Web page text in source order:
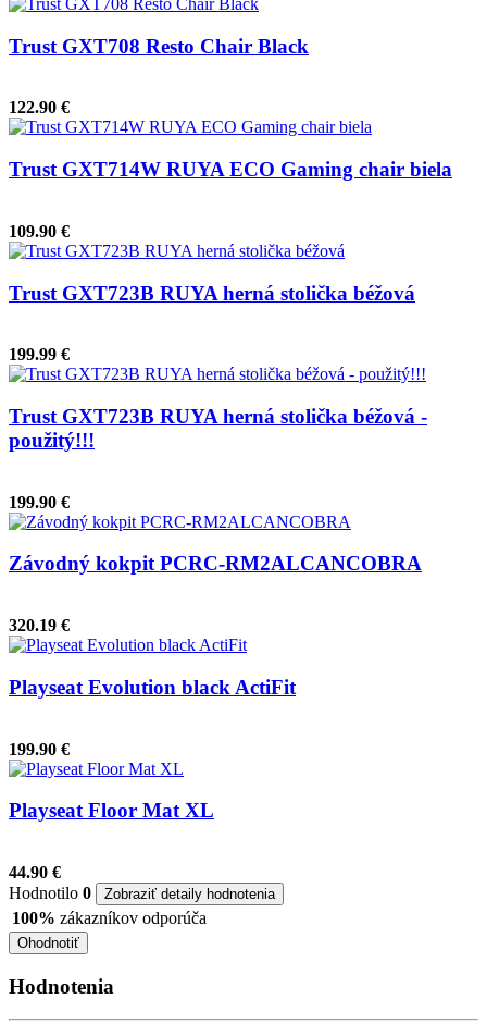
Trust GXT708 Resto Chair Black
122.90 €
Trust GXT714W RUYA ECO Gaming chair biela
109.90 €
Trust GXT723B RUYA herná stolička béžová
199.99 €
Trust GXT723B RUYA herná stolička béžová -
použitý!!!
199.90 €
Závodný kokpit PCRC-RM2ALCANCOBRA
320.19 €
Playseat Evolution black ActiFit
199.90 €
Playseat Floor Mat XL
44.90 €
Hodnotilo 0 Zobraziť detaily hodnotenia
100% zákazníkov odporúča
Ohodnotiť
Hodnotenia